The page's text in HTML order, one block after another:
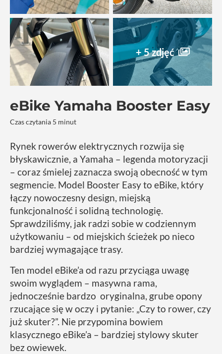
+ 5 zdjęć
eBike Yamaha Booster Easy
Czas czytania 5 minut
Rynek rowerów elektrycznych rozwija się
błyskawicznie, a Yamaha – legenda motoryzacji
– coraz śmielej zaznacza swoją obecność w tym
segmencie. Model Booster Easy to eBike, który
łączy nowoczesny design, miejską
funkcjonalność i solidną technologię.
Sprawdziliśmy, jak radzi sobie w codziennym
użytkowaniu – od miejskich ścieżek po nieco
bardziej wymagające trasy.
Ten model eBike’a od razu przyciąga uwagę
swoim wyglądem – masywna rama,
jednocześnie bardzo oryginalna, grube opony
rzucające się w oczy i pytanie: „Czy to rower, czy
już skuter?”. Nie przypomina bowiem
klasycznego eBike’a – bardziej stylowy skuter
bez owiewek.